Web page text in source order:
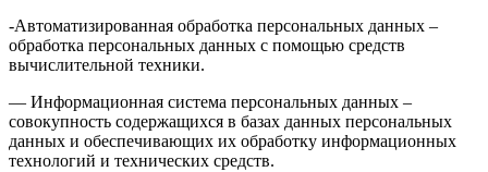
-Автоматизированная обработка персональных данных –
обработка персональных данных с помощью средств
вычислительной техники.
— Информационная система персональных данных –
совокупность содержащихся в базах данных персональных
данных и обеспечивающих их обработку информационных
технологий и технических средств.